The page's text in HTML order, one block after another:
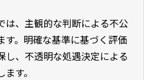
は、主観的な判断による不公
す。明確な基準に基づく評価
し、不透明な処遇決定による
す。